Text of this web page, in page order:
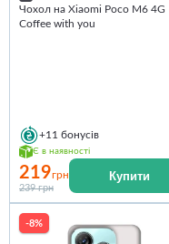
Чохол на Xiaomi Poco M6 4G
Coffee with you
+11 бонусів
Є в наявності
219грн
239 грн
Купити
-8%